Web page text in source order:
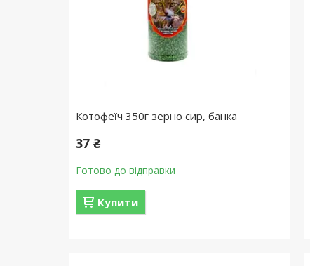
Котофеїч 350г зерно сир, банка
37 ₴
Готово до відправки
Купити